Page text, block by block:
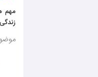
مهم
زندگی